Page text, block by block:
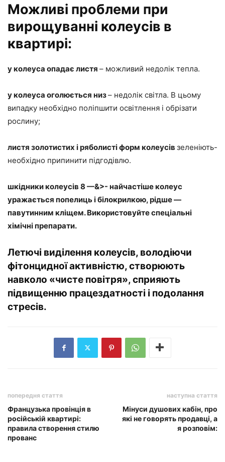
Можливі проблеми при
вирощуванні колеусів в
квартирі:
у колеуса опадає листя – можливий недолік тепла.
у колеуса оголюється низ– недолік світла. В цьому
випадку необхідно поліпшити освітлення і обрізати
рослину;
листя золотистих і ряболисті форм колеусів зеленіють-
необхідно припинити підгодівлю.
шкідники колеусів 8 —&>- найчастіше колеус
уражається попелиць і білокрилкою, рідше —
павутинним кліщем. Використовуйте спеціальні
хімічні препарати.
Летючі виділення колеусів, володіючи
фітонцидної активністю, створюють
навколо «чисте повітря», сприяють
підвищенню працездатності і подолання
стресів.
попередня стаття
Французька провінція в
російській квартирі:
правила створення стилю
прованс
наступна стаття
Мінуси душових кабін, про
які не говорять продавці, а
я розповім: